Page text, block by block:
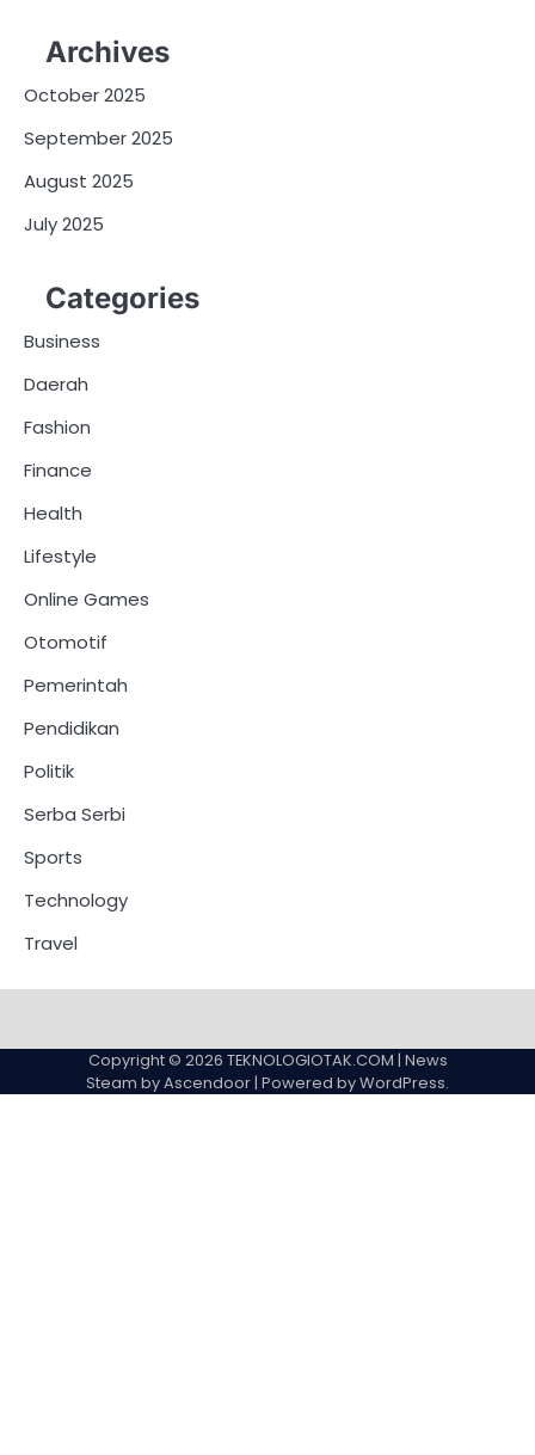
Archives
October 2025
September 2025
August 2025
July 2025
Categories
Business
Daerah
Fashion
Finance
Health
Lifestyle
Online Games
Otomotif
Pemerintah
Pendidikan
Politik
Serba Serbi
Sports
Technology
Travel
Copyright © 2026 TEKNOLOGIOTAK.COM | News
Steam byAscendoor| Powered byWordPress.